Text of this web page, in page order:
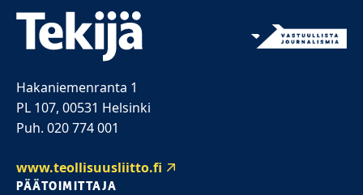
Hakaniemenranta 1
PL 107, 00531 Helsinki
Puh. 020 774 001
www.teollisuusliitto.fi
PÄÄTOIMITTAJA